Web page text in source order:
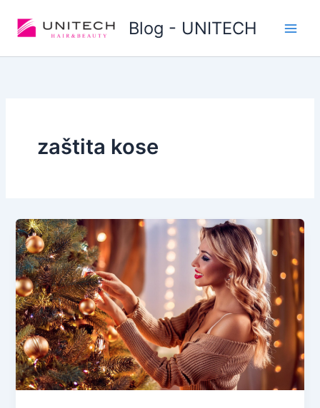
Blog - UNITECH
zaštita kose